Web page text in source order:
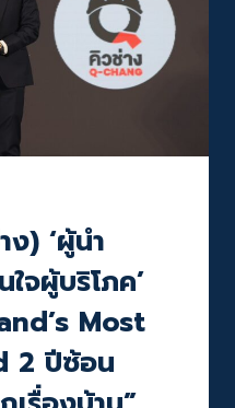
) ‘ผู้นำ
จผู้บริโภค’
Most
2 ปีซ้อน